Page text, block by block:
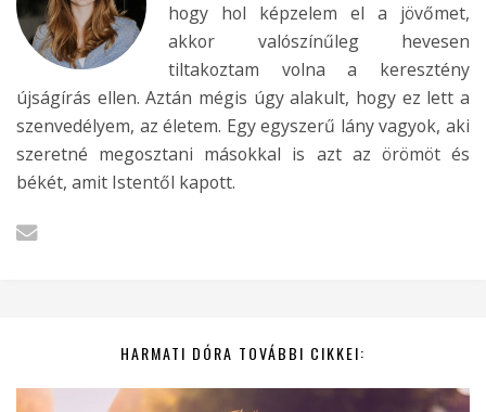
hogy hol képzelem el a jövőmet,
akkor valószínűleg hevesen
tiltakoztam volna a keresztény
újságírás ellen. Aztán mégis úgy alakult, hogy ez lett a
szenvedélyem, az életem. Egy egyszerű lány vagyok, aki
szeretné megosztani másokkal is azt az örömöt és
békét, amit Istentől kapott.
HARMATI DÓRA TOVÁBBI CIKKEI: